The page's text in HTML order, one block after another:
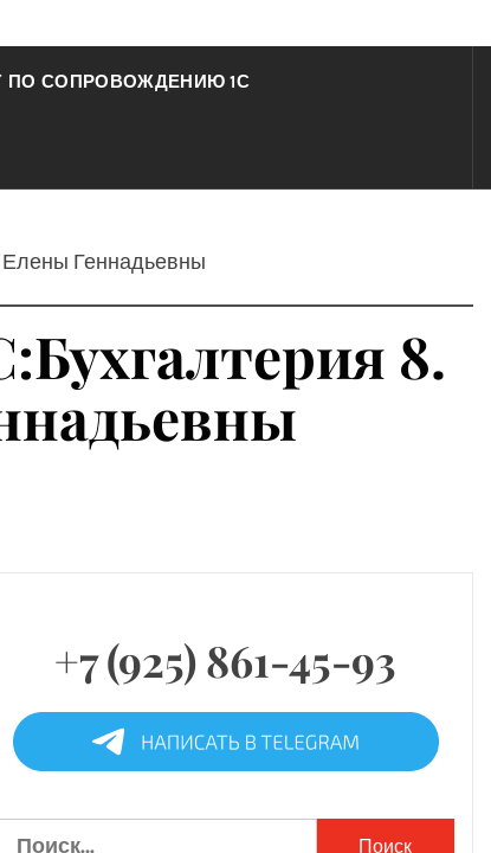
ПО СОПРОВОЖДЕНИЮ 1С
Елены Геннадьевны
8.
+7 (925) 861-45-93
Найти: